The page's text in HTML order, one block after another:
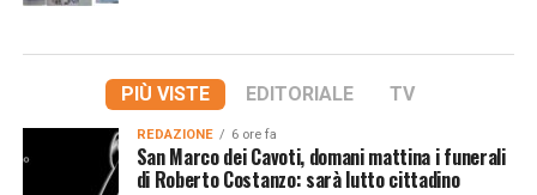
PIÙ VISTE EDITORIALE TV
REDAZIONE 6 ore fa
San Marco dei Cavoti, domani mattina i funerali
di Roberto Costanzo: sarà lutto cittadino